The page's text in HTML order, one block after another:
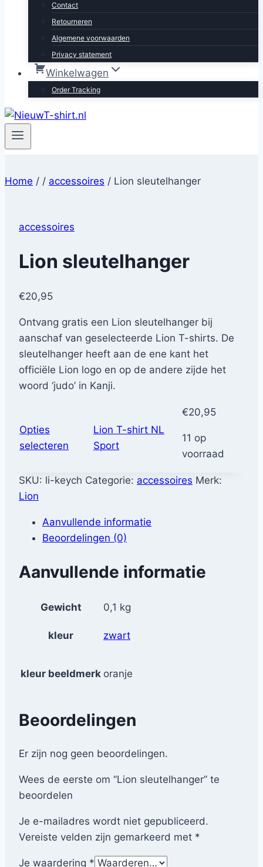
Contact
Retourneren
Algemene voorwaarden
Privacy statement
Winkelwagen
Order Tracking
Home / / accessoires / Lion sleutelhanger
accessoires
Lion sleutelhanger
€20,95
Ontvang gratis een Lion sleutelhanger bij
aanschaf van geselecteerde Lion T-shirts. De
sleutelhanger heeft aan de ene kant het
officiële Lion logo en op de andere zijde het
woord ‘judo’ in Kanji.
Opties
selecteren
heeft
Deze
optie
gekozen
op
productpagina
Lion T-shirt NL
Sport
€20,95
11 op
voorraad
SKU: li-keych Categorie: accessoires Merk:
Lion
Aanvullende informatie
Beoordelingen (0)
Aanvullende informatie
Gewicht 0,1 kg
kleur zwart
kleur beeldmerk oranje
Beoordelingen
Er zijn nog geen beoordelingen.
Wees de eerste om “Lion sleutelhanger” te
beoordelen
Je e-mailadres wordt niet gepubliceerd.
Vereiste velden zijn gemarkeerd met *
Je waardering *